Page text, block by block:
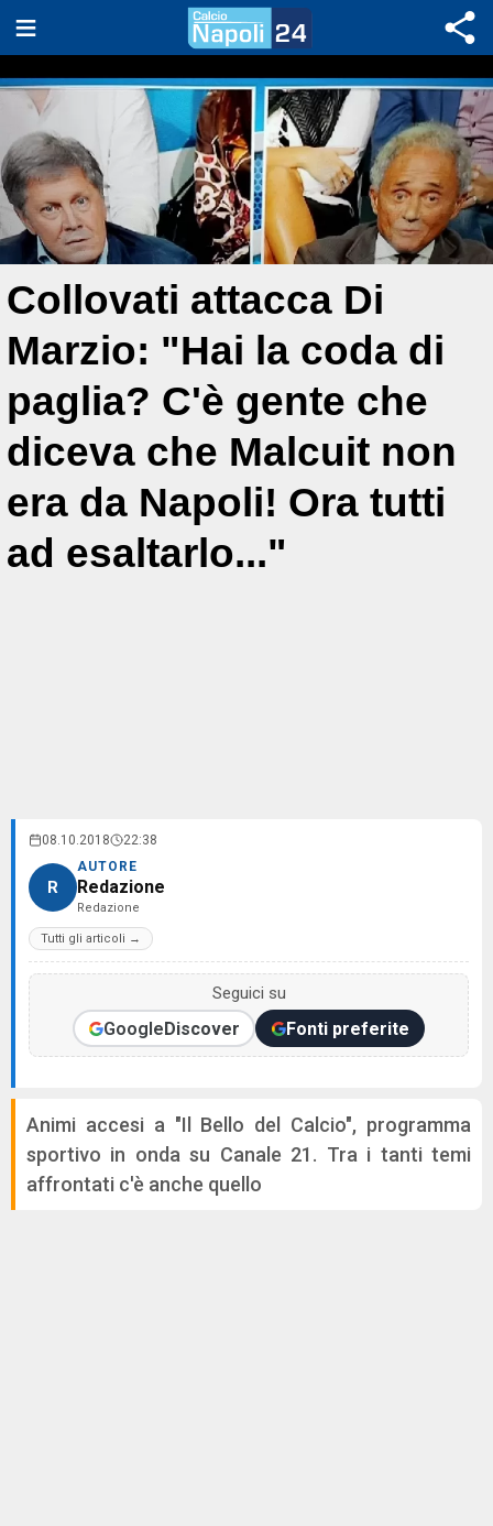
Collovati attacca Di
Marzio: "Hai la coda di
paglia? C'è gente che
diceva che Malcuit non
era da Napoli! Ora tutti
ad esaltarlo..."
08.10.2018 22:38
R
AUTORE
Redazione
Redazione
Tutti gli articoli →
Seguici su
GoogleDiscover Fonti preferite
Animi accesi a "Il Bello del Calcio", programma
sportivo in onda su Canale 21. Tra i tanti temi
affrontati c'è anche quello